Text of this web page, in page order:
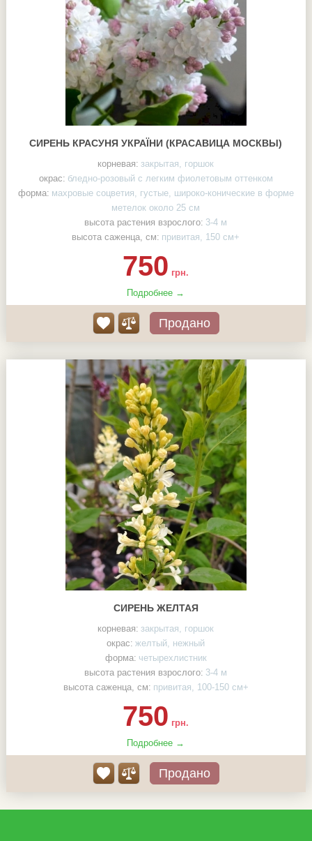
СИРЕНЬ КРАСУНЯ УКРАЇНИ (КРАСАВИЦА МОСКВЫ)
корневая: закрытая, горшок
окрас: бледно-розовый с легким фиолетовым оттенком
форма: махровые соцветия, густые, широко-конические в форме
метелок около 25 см
высота растения взрослого: 3-4 м
высота саженца, см: привитая, 150 см+
750 грн.
Подробнее →
Продано
СИРЕНЬ ЖЕЛТАЯ
корневая: закрытая, горшок
окрас: желтый, нежный
форма: четырехлистник
высота растения взрослого: 3-4 м
высота саженца, см: привитая, 100-150 см+
750 грн.
Подробнее →
Продано